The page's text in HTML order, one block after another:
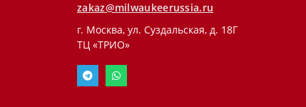
zakaz@milwaukeerussia.ru
г. Москва, ул. Суздальская, д. 18Г
ТЦ «ТРИО»